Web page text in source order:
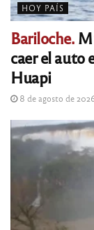
HOY PAÍS
Bariloche.
caer el auto
Huapi
8 de agosto de